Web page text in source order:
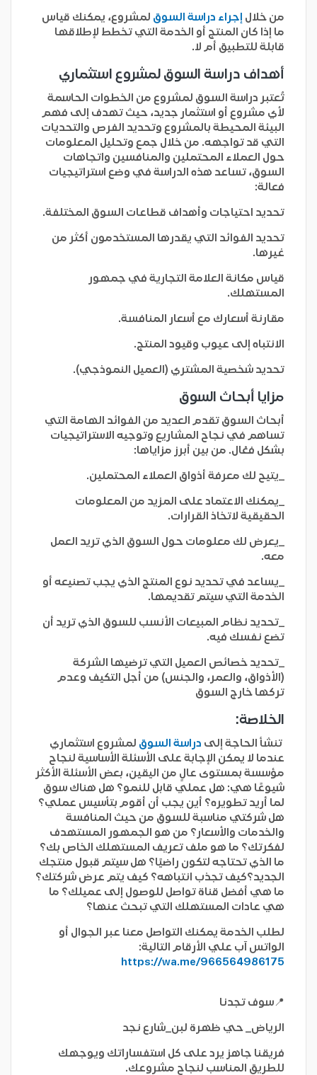
من خلال إجراء دراسة السوق لمشروع، يمكنك قياس
ما إذا كان المنتج أو الخدمة التي تخطط لإطلاقها
قابلة للتطبيق أم لا.
أهداف دراسة السوق لمشروع استثماري
تُعتبر دراسة السوق لمشروع من الخطوات الحاسمة
لأي مشروع أو استثمار جديد، حيث تهدف إلى فهم
البيئة المحيطة بالمشروع وتحديد الفرص والتحديات
التي قد تواجهه. من خلال جمع وتحليل المعلومات
حول العملاء المحتملين والمنافسين واتجاهات
السوق، تساعد هذه الدراسة في وضع استراتيجيات
فعالة:
تحديد احتياجات وأهداف قطاعات السوق المختلفة.
تحديد الفوائد التي يقدرها المستخدمون أكثر من
غيرها.
قياس مكانة العلامة التجارية في جمهور
المستهلك.
مقارنة أسعارك مع أسعار المنافسة.
الانتباه إلى عيوب وقيود المنتج.
تحديد شخصية المشتري (العميل النموذجي).
مزايا أبحاث السوق
أبحاث السوق تقدم العديد من الفوائد الهامة التي
تساهم في نجاح المشاريع وتوجيه الاستراتيجيات
بشكل فعّال. من بين أبرز مزاياها:
_يتيح لك معرفة أذواق العملاء المحتملين.
_يمكنك الاعتماد على المزيد من المعلومات
الحقيقية لاتخاذ القرارات.
_يعرض لك معلومات حول السوق الذي تريد العمل
معه.
_يساعد في تحديد نوع المنتج الذي يجب تصنيعه أو
الخدمة التي سيتم تقديمها.
_تحديد نظام المبيعات الأنسب للسوق الذي تريد أن
تضع نفسك فيه.
_تحديد خصائص العميل التي ترضيها الشركة
(الأذواق، والعمر، والجنس) من أجل التكيف وعدم
تركها خارج السوق
الخلاصة:
تنشأ الحاجة إلى دراسة السوق لمشروع استثماري
عندما لا يمكن الإجابة على الأسئلة الأساسية لنجاح
مؤسسة بمستوى عالٍ من اليقين، بعض الأسئلة الأكثر
شيوعًا هي: هل عملي قابل للنمو؟ هل هناك سوق
لما أريد تطويره؟ أين يجب أن أقوم بتأسيس عملي؟
هل شركتي مناسبة للسوق من حيث المنافسة
والخدمات والأسعار؟ من هو الجمهور المستهدف
لفكرتك؟ ما هو ملف تعريف المستهلك الخاص بك؟
ما الذي تحتاجه لتكون راضيًا؟ هل سيتم قبول منتجك
الجديد؟كيف تجذب انتباهه؟ كيف يتم عرض شركتك؟
ما هي أفضل قناة تواصل للوصول إلى عميلك؟ ما
هي عادات المستهلك التي تبحث عنها؟
لطلب الخدمة يمكنك التواصل معنا عبر الجوال أو
الواتس آب علي الأرقام التالية:
https://wa.me/966564986175
📍سوف تجدنا
الرياض_ حي ظهرة لبن_شارع نجد
فريقنا جاهز يرد على كل استفساراتك ويوجهك
للطريق المناسب لنجاح مشروعك.